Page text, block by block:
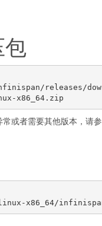
包
releases/
或者需要其他版本，请参